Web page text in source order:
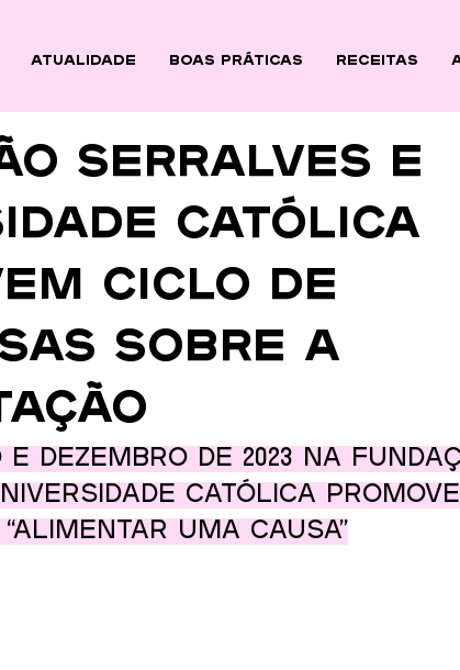
ATUALIDADE BOAS PRÁTICAS Receitas
Serralves e
Católica
ciclo de
sobre a
dezembro de 2023 na
Católica
uma causa”